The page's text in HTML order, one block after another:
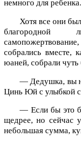
немного для ребенка.
Хотя все они
благородной
собрались вместе,
юаней, собрали
— Дедушка, вы
Цинь Юй с улыбкой
— Если бы это
щедрее, но сейчас
небольшая сумма,